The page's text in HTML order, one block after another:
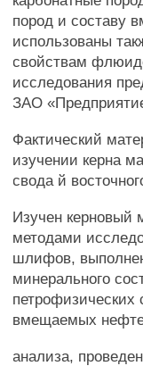
пород и составу
использованы
свойствам
исследования
ЗАО
Фактический
изучении керна
свода й
Изучен керновый
методами
шлифов,
минерального
петрофизических
вмещаемых
анализа,